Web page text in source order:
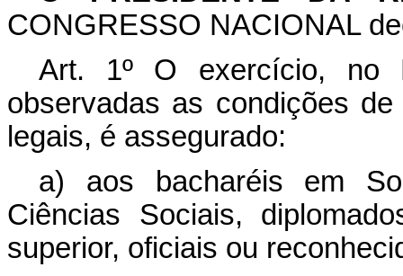
CONGRESSO NACIONAL
Art. 1º O exercício, no
observadas as condições
legais, é assegurado:
a) aos bacharéis em
Ciências Sociais,
superior, oficiais ou